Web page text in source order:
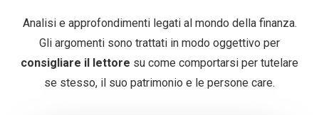
Analisi e approfondimenti legati al mondo della finanza.
Gli argomenti sono trattati in modo oggettivo per
consigliare il lettore su come comportarsi per tutelare
se stesso, il suo patrimonio e le persone care.